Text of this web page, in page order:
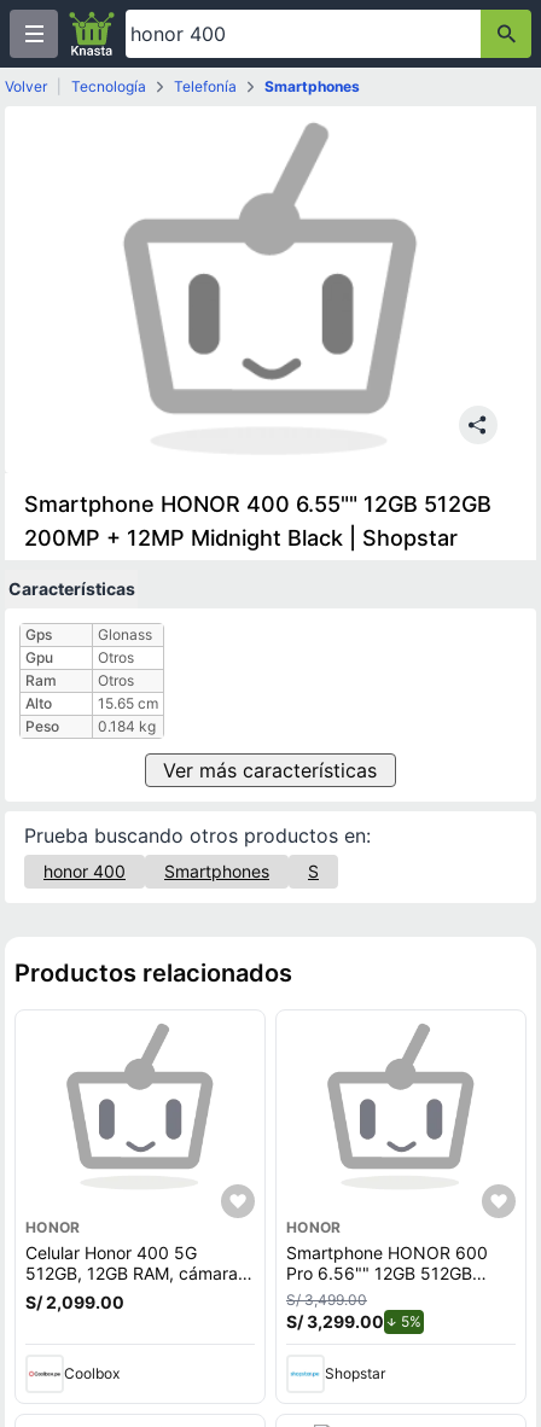
Volver Tecnología Telefonía Smartphones
Smartphone HONOR 400 6.55"" 12GB 512GB
200MP + 12MP Midnight Black | Shopstar
Características
Características técnicas
Gps
Glonass
Gpu
Otros
Ram
Otros
Alto
15.65 cm
Peso
0.184 kg
Ver más características
Prueba buscando otros productos en:
honor 400 Smartphones S
Productos relacionados
HONOR
Celular Honor 400 5G
512GB, 12GB RAM, cámara
trasera 200MP y frontal
50MP, 6.55"", Midnight
S/ 2,099.00
Coolbox
HONOR
Smartphone HONOR 600
Pro 6.56"" 12GB 512GB
200MP + 50MP + 12MP
Black
S/ 3,499.00
S/ 3,299.00 5%de descuento.
Shopstar